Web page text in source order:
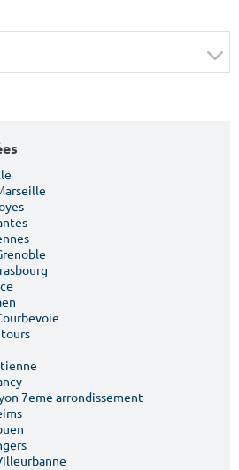
€ €
Surface max
Chercher
7eme arrondissement